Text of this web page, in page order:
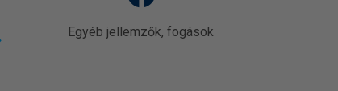
Egyéb jellemzők, fogások